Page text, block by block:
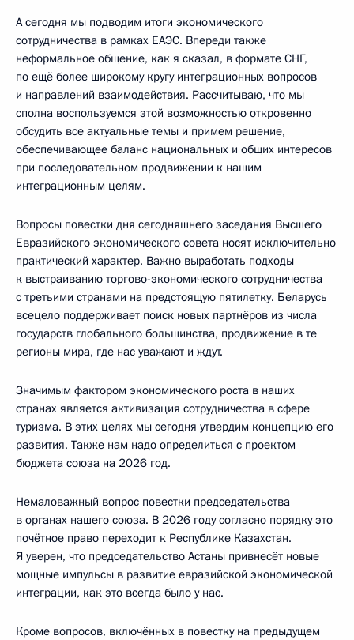
А сегодня мы подводим итоги экономического
сотрудничества в рамках ЕАЭС. Впереди также
неформальное общение, как я сказал, в формате СНГ,
по ещё более широкому кругу интеграционных вопросов
и направлений взаимодействия. Рассчитываю, что мы
сполна воспользуемся этой возможностью откровенно
обсудить все актуальные темы и примем решение,
обеспечивающее баланс национальных и общих интересов
при последовательном продвижении к нашим
интеграционным целям.
Вопросы повестки дня сегодняшнего заседания Высшего
Евразийского экономического совета носят исключительно
практический характер. Важно выработать подходы
к выстраиванию торгово-экономического сотрудничества
с третьими странами на предстоящую пятилетку. Беларусь
всецело поддерживает поиск новых партнёров из числа
государств глобального большинства, продвижение в те
регионы мира, где нас уважают и ждут.
Значимым фактором экономического роста в наших
странах является активизация сотрудничества в сфере
туризма. В этих целях мы сегодня утвердим концепцию его
развития. Также нам надо определиться с проектом
бюджета союза на 2026 год.
Немаловажный вопрос повестки председательства
в органах нашего союза. В 2026 году согласно порядку это
почётное право переходит к Республике Казахстан.
Я уверен, что председательство Астаны привнесёт новые
мощные импульсы в развитие евразийской экономической
интеграции, как это всегда было у нас.
Кроме вопросов, включённых в повестку на предыдущем